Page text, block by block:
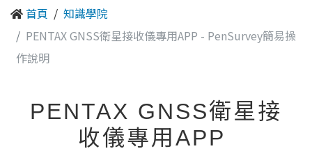
首頁
知識學院
PENTAX GNSS衛星接收儀專用APP - PenSurvey簡易操
作說明
PENTAX GNSS衛星接
收儀專用APP